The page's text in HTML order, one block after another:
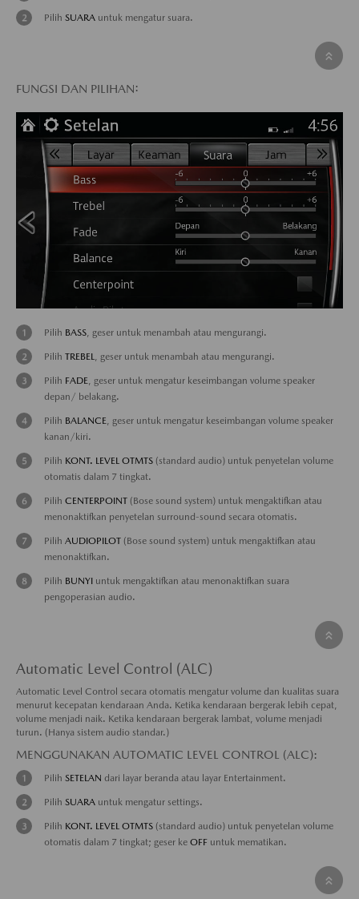
Pilih SUARA untuk mengatur suara.
FUNGSI DAN PILIHAN:
Pilih BASS , geser untuk menambah atau mengurangi.
Pilih TREBEL , geser untuk menambah atau mengurangi.
Pilih FADE , geser untuk mengatur keseimbangan volume speaker
depan/ belakang.
Pilih BALANCE , geser untuk mengatur keseimbangan volume speaker
kanan/kiri.
Pilih KONT. LEVEL OTMTS (standard audio) untuk penyetelan volume
otomatis dalam 7 tingkat.
Pilih CENTERPOINT (Bose sound system) untuk mengaktifkan atau
menonaktifkan penyetelan surround-sound secara otomatis.
Pilih AUDIOPILOT (Bose sound system) untuk mengaktifkan atau
menonaktifkan.
Pilih BUNYI untuk mengaktifkan atau menonaktifkan suara
pengoperasian audio.
Automatic Level Control (ALC)
Automatic Level Control secara otomatis mengatur volume dan kualitas suara
menurut kecepatan kendaraan Anda. Ketika kendaraan bergerak lebih cepat,
volume menjadi naik. Ketika kendaraan bergerak lambat, volume menjadi
turun. (Hanya sistem audio standar.)
MENGGUNAKAN AUTOMATIC LEVEL CONTROL (ALC):
Pilih SETELAN dari layar beranda atau layar Entertainment.
Pilih SUARA untuk mengatur settings.
Pilih KONT. LEVEL OTMTS (standard audio) untuk penyetelan volume
otomatis dalam 7 tingkat; geser ke OFF untuk mematikan.